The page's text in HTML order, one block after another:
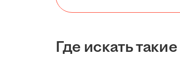
Где искать